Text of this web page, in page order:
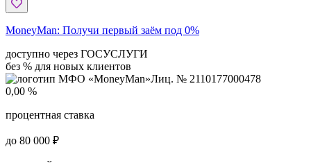
MoneyMan: Получи первый заём под 0%
доступно через ГОСУСЛУГИ
без % для новых клиентов
Лиц. № 2110177000478
0,00 %
процентная ставка
до 80 000 ₽